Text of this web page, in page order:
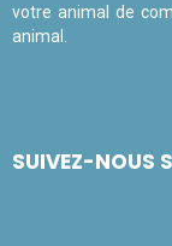
votre animal de
animal.
SUIVEZ-NOUS